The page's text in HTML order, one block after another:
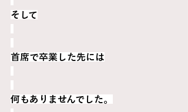
そして
首席で卒業した先には
何もありませんでした。